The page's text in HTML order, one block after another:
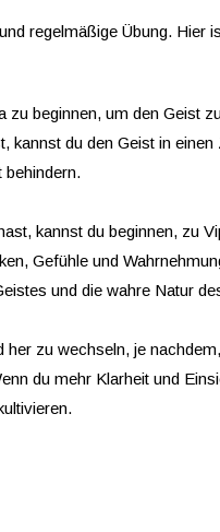
regelmäßige Übung. Hier
beginnen, um den Geist
du den Geist in
behindern.
kannst du beginnen, zu
Gefühle und
und die wahre Natur
zu wechseln, je
du mehr Klarheit und